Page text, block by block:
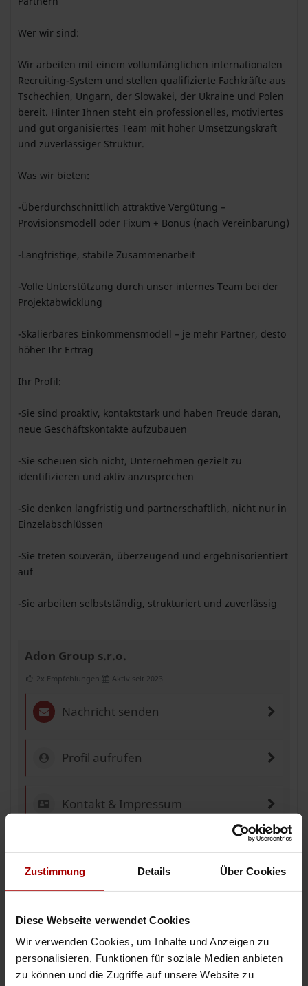
Zustimmung Details Über Cookies
Diese Webseite verwendet Cookies
Wir verwenden Cookies, um Inhalte und Anzeigen zu
personalisieren, Funktionen für soziale Medien anbieten
zu können und die Zugriffe auf unsere Website zu
Wer wir sind:
Wir arbeiten mit einem vollumfänglichen internationalen
Recruiting-System und stellen qualifizierte Fachkräfte aus
Tschechien, Ungarn, der Slowakei, der Ukraine und Polen
bereit. Hinter Ihnen steht ein professionelles, motiviertes
und gut organisiertes Team mit hoher Umsetzungskraft
und zuverlässiger Struktur.
Was wir bieten:
-Überdurchschnittlich attraktive Vergütung –
Provisionsmodell oder Fixum + Bonus (nach Vereinbarung)
-Langfristige, stabile Zusammenarbeit
-Volle Unterstützung durch unser internes Team bei der
Projektabwicklung
-Skalierbares Einkommensmodell – je mehr Partner, desto
höher Ihr Ertrag
Ihr Profil:
-Sie sind proaktiv, kontaktstark und haben Freude daran,
neue Geschäftskontakte aufzubauen
-Sie scheuen sich nicht, Unternehmen gezielt zu
identifizieren und aktiv anzusprechen
-Sie denken langfristig und partnerschaftlich, nicht nur in
Einzelabschlüssen
-Sie treten souverän, überzeugend und ergebnisorientiert
auf
-Sie arbeiten selbstständig, strukturiert und zuverlässig
Adon Group s.r.o.
2x Empfehlungen Aktiv seit 2023
Nachricht senden
Profil aufrufen
Kontakt & Impressum
Jetzt einen Auftrag vergeben
Weitere Gesuche